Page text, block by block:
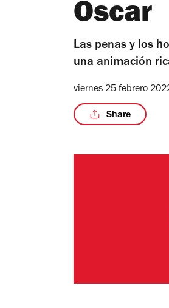
Oscar
Las penas y los
una animación
viernes 25 febrero
Share